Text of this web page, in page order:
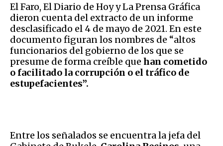
El Faro, El Diario de Hoy y La Prensa Gráfica
dieron cuenta del extracto de un informe
desclasificado el 4 de mayo de 2021. En este
documento figuran los nombres de “altos
funcionarios del gobierno de los que se
presume de forma creíble que han cometido
o facilitado la corrupción o el tráfico de
estupefacientes”.
Entre los señalados se encuentra la jefa del